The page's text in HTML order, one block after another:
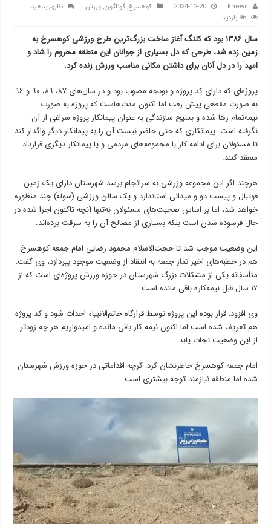
knews
2024-12-20 کوهسرخ,گوناگون,ورزش
نظری بدهید
96 بازدید
سال ۱۳۸۶ بود که کلنگ آغاز ساخت بزرگ‌ترین طرح ورزشی کوهسرخ به
زمین زده شد، طرحی که دل بسیاری از جوانان این منطقه محروم را شاد و
امید را در دل آنان برای داشتن مکانی مناسب ورزش زنده کرد.
پروژه‌ای که دارای کد پروژه و بودجه مصوب بود و در سال‌های ۸۷، ۸۹، ۹۰ و ۹۶
به صورت مقطعی پیش رفت اما اکنون مدت‌هاست که پروژه به صورت
نیمه‌تمام رها شده و بسیج سازندگی به عنوان پیمانکار پروژه سراغی از آن
نگرفته است. پیمانکاری که حتی حاضر نیست آن را به پیمانکار دیگر واگذار کند
تا مسئولان برای ادامه کار با مجموعه‌های مردمی و یا پیمانکار دیگری قرارداد
منعقد کنند.
هرچند اگر این مجموعه وزرشی به سرانجام برسد شهرستان دارای یک زمین
فوتبال و پیست دو و میدانی استاندارد و یک سالن ورزشی (سوله) چند منظوره
خواهد شد، اما بر اساس صحبت‌های مسئولان نه‌تنها آنچه تاکنون اجرا شده در
حال فرسوده شدن است بلکه بسیاری از مصالح آن را به سرقت برده‌اند.
این وضعیت موجب شد تا حجت‌الاسلام محمود رضایی امام جمعه کوهسرخ
هم در خطبه‌های اخیر نماز جمعه به انتقاد از وضعیت موجود بپردازد، وی گفت:
متأسفانه یکی از مشکلات بزرگ شهرستان در حوزه ورزش پروژه‌ای است که از
۱۷ سال قبل نیمه‌کاره باقی مانده است.
وی افزود: قرار بوده این پروژه توسط قرارگاه خاتم‌الانبیاء احداث شود و کد پروژه
هم تعریف شده است اما اکنون نیمه کار باقی مانده و امیدواریم هر چه زودتر
از این وضعیت نجات یابد.
امام جمعه کوهسرخ خاطرنشان کرد: گرچه اقداماتی در حوزه ورزش شهرستان
شده اما منطقه نیازمند توجه بیشتری است.